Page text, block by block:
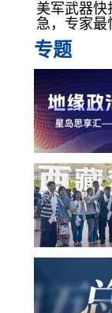
美军武器快
急，专家最
专题